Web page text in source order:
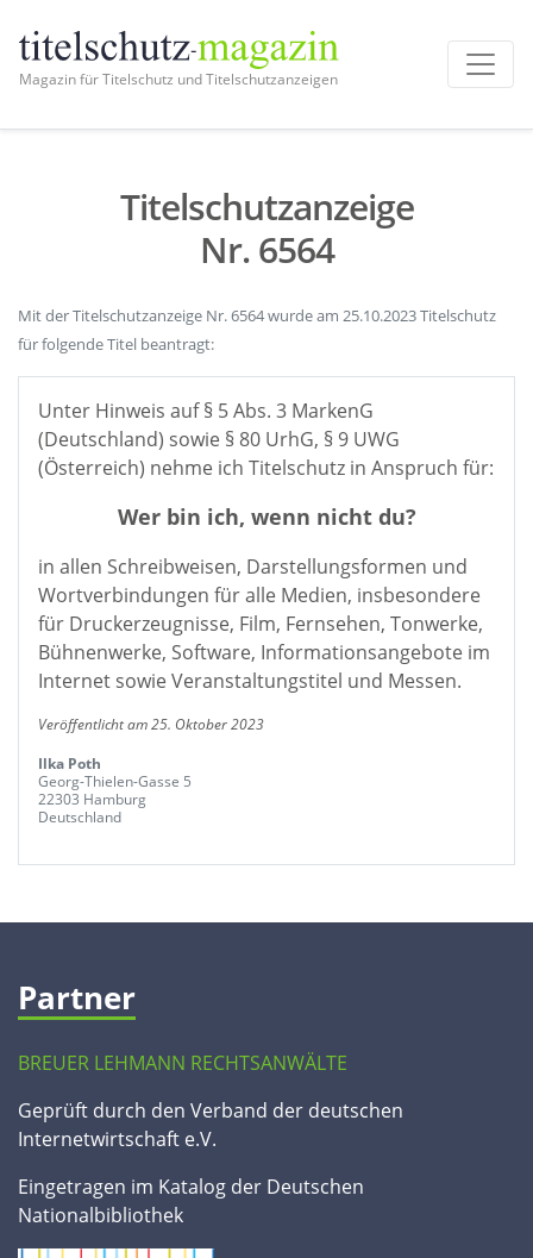
Magazin für Titelschutz und Titelschutzanzeigen
Titelschutzanzeige
Nr. 6564
Mit der Titelschutzanzeige Nr. 6564 wurde am 25.10.2023 Titelschutz
für folgende Titel beantragt:
Unter Hinweis auf § 5 Abs. 3 MarkenG
(Deutschland) sowie § 80 UrhG, § 9 UWG
(Österreich) nehme ich Titelschutz in Anspruch für:
Wer bin ich, wenn nicht du?
in allen Schreibweisen, Darstellungsformen und
Wortverbindungen für alle Medien, insbesondere
für Druckerzeugnisse, Film, Fernsehen, Tonwerke,
Bühnenwerke, Software, Informationsangebote im
Internet sowie Veranstaltungstitel und Messen.
Veröffentlicht am 25. Oktober 2023
Ilka Poth
Georg-Thielen-Gasse 5
22303 Hamburg
Deutschland
Partner
BREUER LEHMANN RECHTSANWÄLTE
Geprüft durch den Verband der deutschen
Internetwirtschaft e.V.
Eingetragen im Katalog der Deutschen
Nationalbibliothek